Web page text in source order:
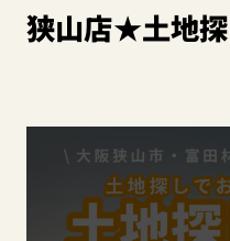
狭山店★土地探